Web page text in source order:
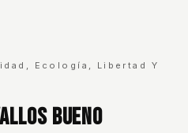
Ecología, Libertad Y
Bueno